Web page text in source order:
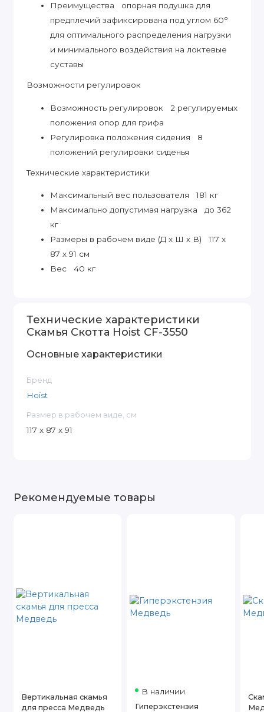
Преимущества опорная подушка для
предплечий зафиксирована под углом 60°
для оптимального распределения нагрузки
и минимального воздействия на локтевые
суставы
Возможности регулировок
Возможность регулировок 2 регулируемых
положения опор для грифа
Регулировка положения сидения 8
положений регулировки сиденья
Технические характеристики
Максимальный вес пользователя 181 кг
Максимально допустимая нагрузка до 362
кг
Размеры в рабочем виде (Д х Ш х В) 117 х
87 х 91 cм
Вес 40 кг
Технические характеристики
Скамья Скотта Hoist CF-3550
Основные характеристики
Бренд
Hoist
Размер в рабочем виде, см
117 x 87 x 91
Рекомендуемые товары
Вертикальная скамья
для пресса Медведь
В наличии
Гиперэкстензия